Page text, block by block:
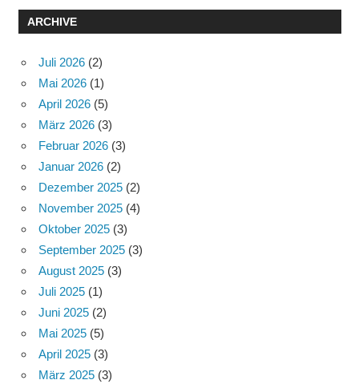
ARCHIVE
Juli 2026 (2)
Mai 2026 (1)
April 2026 (5)
März 2026 (3)
Februar 2026 (3)
Januar 2026 (2)
Dezember 2025 (2)
November 2025 (4)
Oktober 2025 (3)
September 2025 (3)
August 2025 (3)
Juli 2025 (1)
Juni 2025 (2)
Mai 2025 (5)
April 2025 (3)
März 2025 (3)